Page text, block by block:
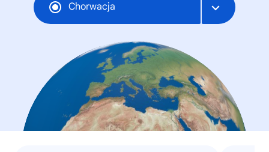
Chorwacja